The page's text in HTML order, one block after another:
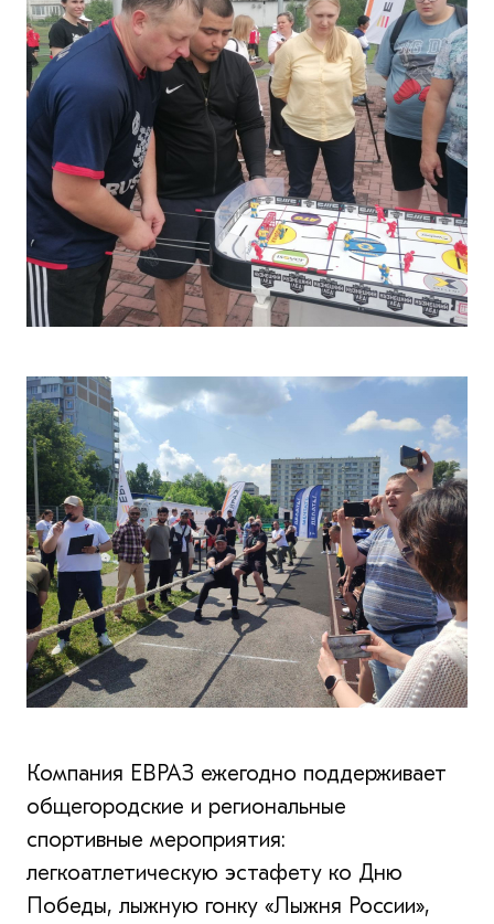
Компания ЕВРАЗ ежегодно поддерживает
общегородские и региональные
спортивные мероприятия:
легкоатлетическую эстафету ко Дню
Победы, лыжную гонку «Лыжня России»,